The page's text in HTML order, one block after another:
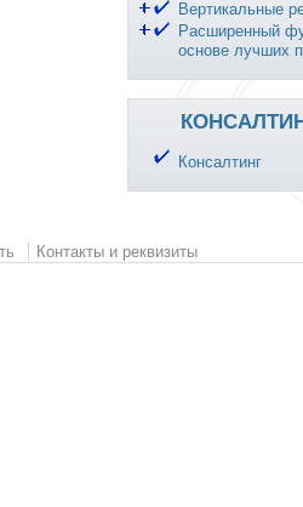
Вертикальные
Расширенный
основе лучших
Консалтинг
Контакты и реквизиты